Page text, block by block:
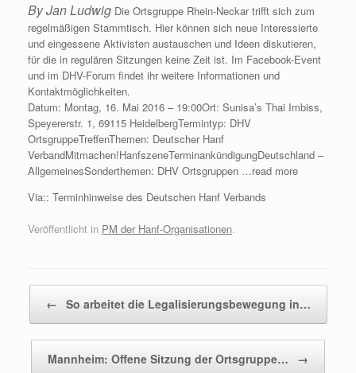
By Jan Ludwig Die Ortsgruppe Rhein-Neckar trifft sich zum
regelmäßigen Stammtisch. Hier können sich neue Interessierte
und eingessene Aktivisten austauschen und Ideen diskutieren,
für die in regulären Sitzungen keine Zeit ist. Im Facebook-Event
und im DHV-Forum findet ihr weitere Informationen und
Kontaktmöglichkeiten.
Datum: Montag, 16. Mai 2016 – 19:00Ort: Sunisa’s Thai Imbiss,
Speyererstr. 1, 69115 HeidelbergTermintyp: DHV
OrtsgruppeTreffenThemen: Deutscher Hanf
VerbandMitmachen!HanfszeneTerminankündigungDeutschland –
AllgemeinesSonderthemen: DHV Ortsgruppen …read more
Via:: Terminhinweise des Deutschen Hanf Verbands
Veröffentlicht in PM der Hanf-Organisationen.
← So arbeitet die Legalisierungsbewegung in…
Mannheim: Offene Sitzung der Ortsgruppe… →